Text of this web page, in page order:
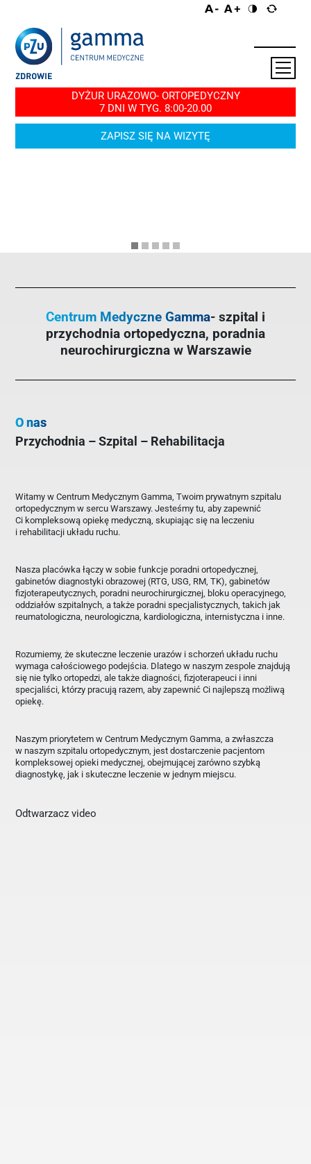
DYŻUR URAZOWO- ORTOPEDYCZNY
7 DNI W TYG. 8:00-20.00
ZAPISZ SIĘ NA WIZYTĘ
Centrum Medyczne Gamma- szpital i
przychodnia ortopedyczna, poradnia
neurochirurgiczna w Warszawie
O nas
Przychodnia – Szpital – Rehabilitacja
Witamy w Centrum Medycznym Gamma, Twoim prywatnym szpitalu
ortopedycznym w sercu Warszawy. Jesteśmy tu, aby zapewnić
Ci kompleksową opiekę medyczną, skupiając się na leczeniu
i rehabilitacji układu ruchu.
Nasza placówka łączy w sobie funkcje poradni ortopedycznej,
gabinetów diagnostyki obrazowej (RTG, USG, RM, TK), gabinetów
fizjoterapeutycznych, poradni neurochirurgicznej, bloku operacyjnego,
oddziałów szpitalnych, a także poradni specjalistycznych, takich jak
reumatologiczna, neurologiczna, kardiologiczna, internistyczna i inne.
Rozumiemy, że skuteczne leczenie urazów i schorzeń układu ruchu
wymaga całościowego podejścia. Dlatego w naszym zespole znajdują
się nie tylko ortopedzi, ale także diagności, fizjoterapeuci i inni
specjaliści, którzy pracują razem, aby zapewnić Ci najlepszą możliwą
opiekę.
Naszym priorytetem w Centrum Medycznym Gamma, a zwłaszcza
w naszym szpitalu ortopedycznym, jest dostarczenie pacjentom
kompleksowej opieki medycznej, obejmującej zarówno szybką
diagnostykę, jak i skuteczne leczenie w jednym miejscu.
Odtwarzacz video